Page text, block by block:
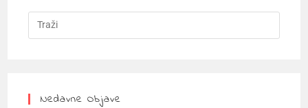
Nedavne Objave